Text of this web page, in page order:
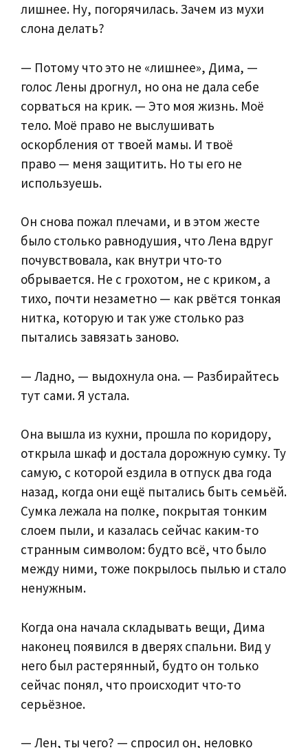
лишнее. Ну, погорячилась. Зачем из мухи
слона делать?
— Потому что это не «лишнее», Дима, —
голос Лены дрогнул, но она не дала себе
сорваться на крик. — Это моя жизнь. Моё
тело. Моё право не выслушивать
оскорбления от твоей мамы. И твоё
право — меня защитить. Но ты его не
используешь.
Он снова пожал плечами, и в этом жесте
было столько равнодушия, что Лена вдруг
почувствовала, как внутри что-то
обрывается. Не с грохотом, не с криком, а
тихо, почти незаметно — как рвётся тонкая
нитка, которую и так уже столько раз
пытались завязать заново.
— Ладно, — выдохнула она. — Разбирайтесь
тут сами. Я устала.
Она вышла из кухни, прошла по коридору,
открыла шкаф и достала дорожную сумку. Ту
самую, с которой ездила в отпуск два года
назад, когда они ещё пытались быть семьёй.
Сумка лежала на полке, покрытая тонким
слоем пыли, и казалась сейчас каким-то
странным символом: будто всё, что было
между ними, тоже покрылось пылью и стало
ненужным.
Когда она начала складывать вещи, Дима
наконец появился в дверях спальни. Вид у
него был растерянный, будто он только
сейчас понял, что происходит что-то
серьёзное.
— Лен, ты чего? — спросил он, неловко